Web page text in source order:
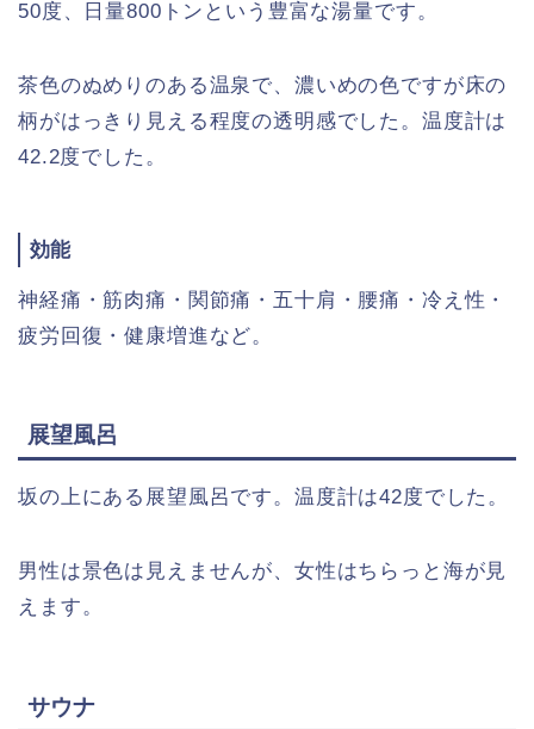
50度、日量800トンという豊富な湯量です。
茶色のぬめりのある温泉で、濃いめの色ですが床の
柄がはっきり見える程度の透明感でした。温度計は
42.2度でした。
効能
神経痛・筋肉痛・関節痛・五十肩・腰痛・冷え性・
疲労回復・健康増進など。
展望風呂
坂の上にある展望風呂です。温度計は42度でした。
男性は景色は見えませんが、女性はちらっと海が見
えます。
サウナ